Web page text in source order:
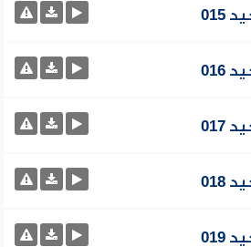
015
016
017
018
019